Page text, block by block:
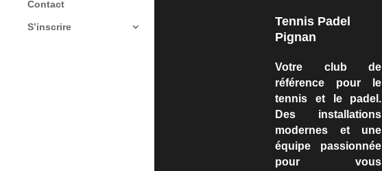
Contact
S’inscrire
Tennis Padel
Pignan
Votre club de
référence pour le
tennis et le padel.
Des installations
modernes et une
équipe passionnée
pour vous